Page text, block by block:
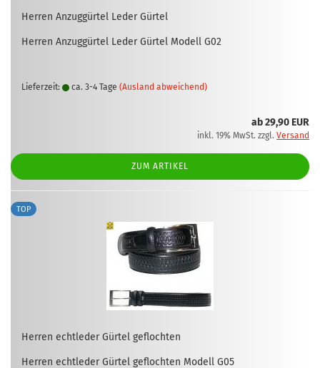
Her­ren An­zug­gür­tel Leder Gür­tel
Her­ren An­zug­gür­tel Leder Gür­tel Mo­dell G02
Lieferzeit: ca. 3-4 Tage (Ausland abweichend)
ab 29,90 EUR
inkl. 19% MwSt. zzgl. Versand
ZUM ARTIKEL
TOP
Her­ren echt­le­der Gür­tel ge­floch­ten
Her­ren echt­le­der Gür­tel ge­floch­ten Mo­dell G05